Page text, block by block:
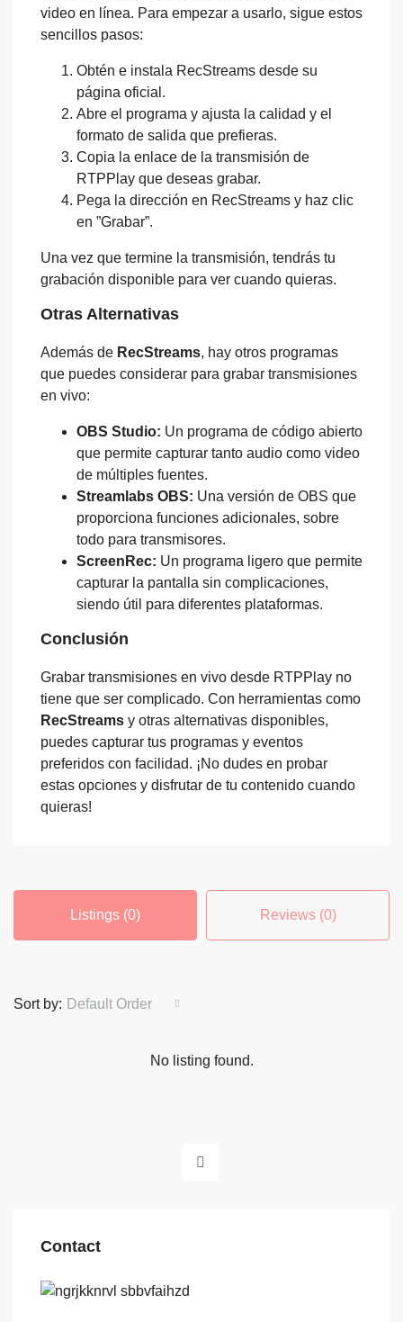
video en línea. Para empezar a usarlo, sigue estos
sencillos pasos:
Obtén e instala RecStreams desde su
página oficial.
Abre el programa y ajusta la calidad y el
formato de salida que prefieras.
Copia la enlace de la transmisión de
RTPPlay que deseas grabar.
Pega la dirección en RecStreams y haz clic
en ”Grabar”.
Una vez que termine la transmisión, tendrás tu
grabación disponible para ver cuando quieras.
Otras Alternativas
Además de RecStreams, hay otros programas
que puedes considerar para grabar transmisiones
en vivo:
OBS Studio: Un programa de código abierto
que permite capturar tanto audio como video
de múltiples fuentes.
Streamlabs OBS: Una versión de OBS que
proporciona funciones adicionales, sobre
todo para transmisores.
ScreenRec: Un programa ligero que permite
capturar la pantalla sin complicaciones,
siendo útil para diferentes plataformas.
Conclusión
Grabar transmisiones en vivo desde RTPPlay no
tiene que ser complicado. Con herramientas como
RecStreams y otras alternativas disponibles,
puedes capturar tus programas y eventos
preferidos con facilidad. ¡No dudes en probar
estas opciones y disfrutar de tu contenido cuando
quieras!
Listings (0) Reviews (0)
Sort by: Default Order
No listing found.
Contact